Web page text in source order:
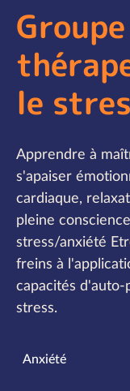
Groupe
le
Apprendre à
s'apaiser
cardiaque,
pleine
stress/anxiété
freins à
capacités d'auto-
stress.
Spécialités
Anxiété